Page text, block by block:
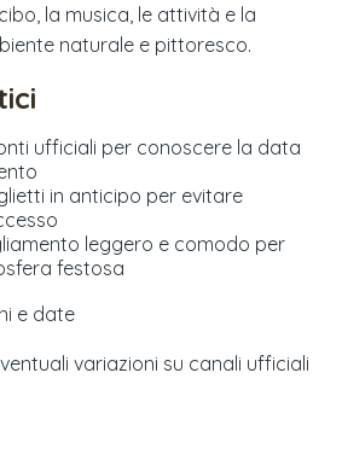
la musica, le attività e la
naturale e pittoresco.
ufficiali per conoscere la data
in anticipo per evitare
leggero e comodo per
festosa
e date
variazioni su canali ufficiali